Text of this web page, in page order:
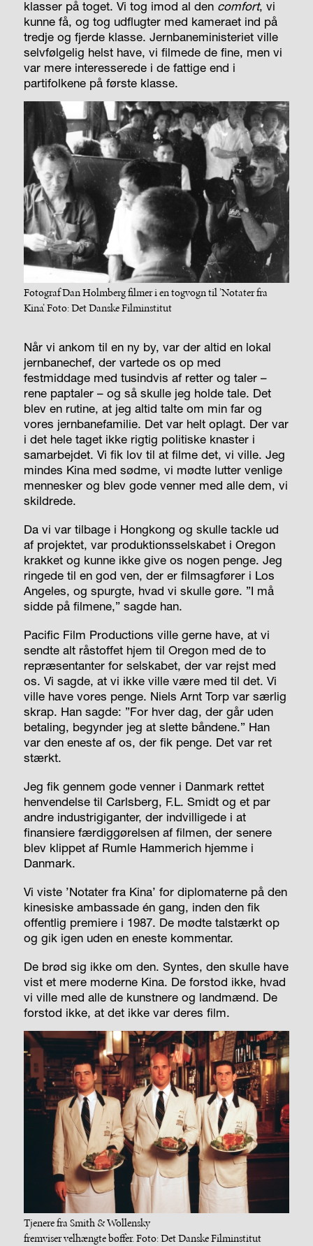
klasser på toget. Vi tog imod al den comfort, vi
kunne få, og tog udflugter med kameraet ind på
tredje og fjerde klasse. Jernbaneministeriet ville
selvfølgelig helst have, vi filmede de fine, men vi
var mere interesserede i de fattige end i
partifolkene på første klasse.
Fotograf Dan Holmberg filmer i en togvogn til ’Notater fra
Kina’. Foto: Det Danske Filminstitut
Når vi ankom til en ny by, var der altid en lokal
jernbanechef, der vartede os op med
festmiddage med tusindvis af retter og taler –
rene paptaler – og så skulle jeg holde tale. Det
blev en rutine, at jeg altid talte om min far og
vores jernbanefamilie. Det var helt oplagt. Der var
i det hele taget ikke rigtig politiske knaster i
samarbejdet. Vi fik lov til at filme det, vi ville. Jeg
mindes Kina med sødme, vi mødte lutter venlige
mennesker og blev gode venner med alle dem, vi
skildrede.
Da vi var tilbage i Hongkong og skulle tackle ud
af projektet, var produktionsselskabet i Oregon
krakket og kunne ikke give os nogen penge. Jeg
ringede til en god ven, der er filmsagfører i Los
Angeles, og spurgte, hvad vi skulle gøre. ”I må
sidde på filmene,” sagde han.
Pacific Film Productions ville gerne have, at vi
sendte alt råstoffet hjem til Oregon med de to
repræsentanter for selskabet, der var rejst med
os. Vi sagde, at vi ikke ville være med til det. Vi
ville have vores penge. Niels Arnt Torp var særlig
skrap. Han sagde: ”For hver dag, der går uden
betaling, begynder jeg at slette båndene.” Han
var den eneste af os, der fik penge. Det var ret
stærkt.
Jeg fik gennem gode venner i Danmark rettet
henvendelse til Carlsberg, F.L. Smidt og et par
andre industrigiganter, der indvilligede i at
finansiere færdiggørelsen af filmen, der senere
blev klippet af Rumle Hammerich hjemme i
Danmark.
Vi viste ’Notater fra Kina’ for diplomaterne på den
kinesiske ambassade én gang, inden den fik
offentlig premiere i 1987. De mødte talstærkt op
og gik igen uden en eneste kommentar.
De brød sig ikke om den. Syntes, den skulle have
vist et mere moderne Kina. De forstod ikke, hvad
vi ville med alle de kunstnere og landmænd. De
forstod ikke, at det ikke var deres film.
Tjenere fra Smith & Wollensky
fremviser velhængte bøffer. Foto: Det Danske Filminstitut